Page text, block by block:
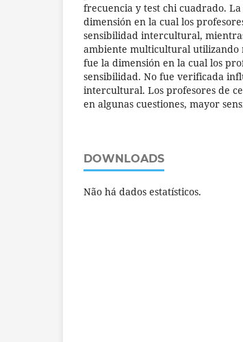
frecuencia y test chi cuadrado.
dimensión en la cual los
sensibilidad intercultural,
ambiente multicultural utilizando
fue la dimensión en la cual los
sensibilidad. No fue verificada
intercultural. Los profesores de
en algunas cuestiones, mayor
DOWNLOADS
Não há dados estatísticos.